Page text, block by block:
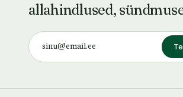
allahindlused,